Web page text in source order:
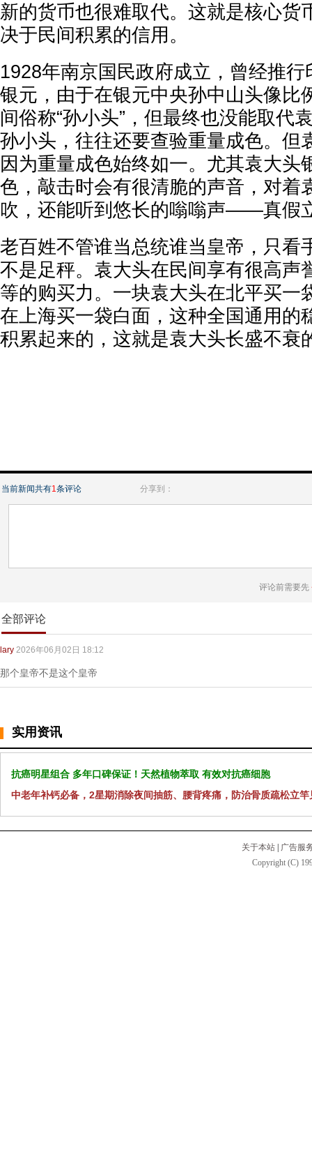
新的货币也很难取代。这就是核心货
决于民间积累的信用。
1928年南京国民政府成立，曾经推
银元，由于在银元中央孙中山头像比
间俗称“孙小头”，但最终也没能取代
孙小头，往往还要查验重量成色。但
因为重量成色始终如一。尤其袁大头
色，敲击时会有很清脆的声音，对着
吹，还能听到悠长的嗡嗡声——真假
老百姓不管谁当总统谁当皇帝，只看
不是足秤。袁大头在民间享有很高声
等的购买力。一块袁大头在北平买一
在上海买一袋白面，这种全国通用的
积累起来的，这就是袁大头长盛不衰
当前新闻共有1 条评论 分享到：
评论前需要先
全部评论
lary 2026年06月02日 18:12
那个皇帝不是这个皇帝
实用资讯
抗癌明星组合 多年口碑保证！天然植物萃取 有效对抗癌细胞
中老年补钙必备，2星期消除夜间抽筋、腰背疼痛，防治骨质疏松立竿
关于本站 | 广告服
Copyright (C)